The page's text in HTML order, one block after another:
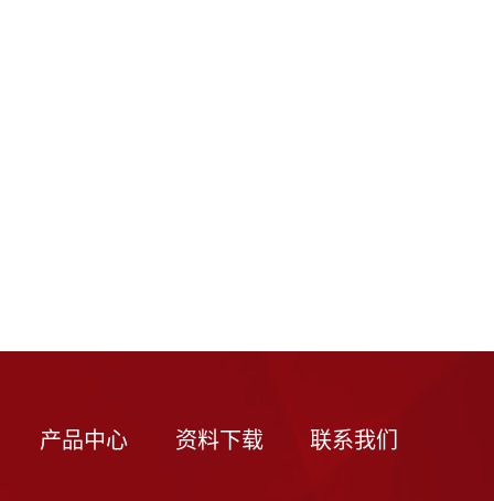
产品中心 资料下载 联系我们